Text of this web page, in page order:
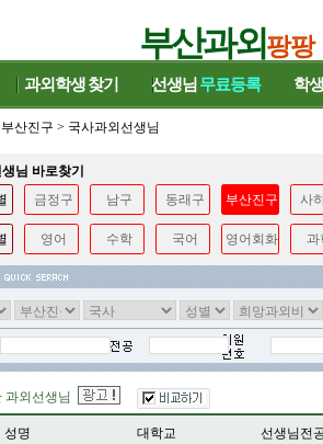
부산과외팡팡
과외학생찾기 선생님 무료등록 학생
부산진구 > 국사과외선생님
님 바로찾기
금정구 남구 동래구 부산진구 사
영어 수학 국어 영어회화 과
과외선생님
성명 대학교 선생님전